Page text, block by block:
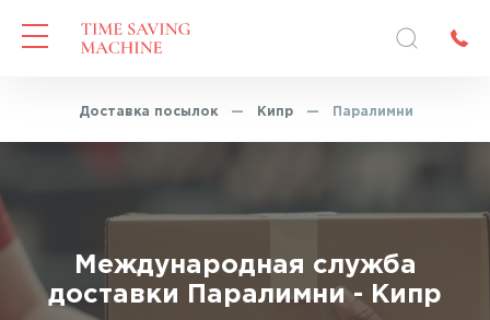
Доставка посылок — Кипр — Паралимни
Международная служба
доставки Паралимни - Кипр